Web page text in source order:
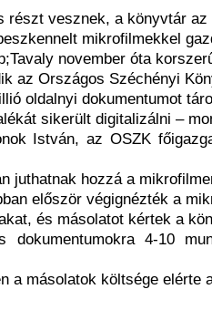
részt vesznek, a könyvtár az
mikrofilmekkel
november óta
az Országos Széchényi
oldalnyi dokumentumot
sikerült digitalizálni –
István, az OSZK
juthatnak hozzá a
először végignézték a
és másolatot kértek a
dokumentumokra 4-10
a másolatok költsége elérte